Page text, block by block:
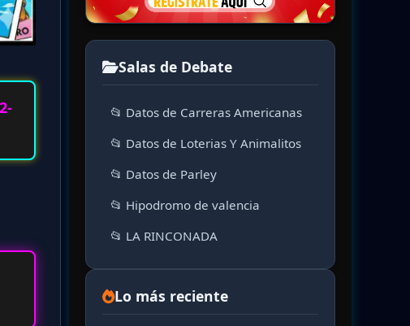
Salas de Debate
📂 Datos de Carreras Americanas
📂 Datos de Loterias Y Animalitos
📂 Datos de Parley
📂 Hipodromo de valencia
📂 LA RINCONADA
Lo más reciente